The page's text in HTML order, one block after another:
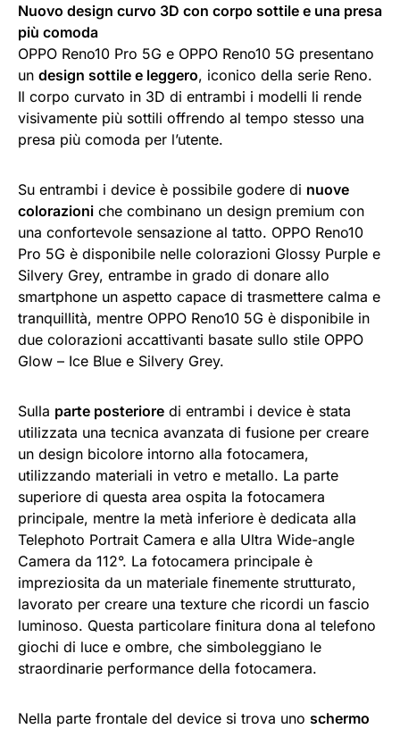
Nuovo design curvo 3D con corpo sottile e una presa
più comoda
OPPO Reno10 Pro 5G e OPPO Reno10 5G presentano
un design sottile e leggero, iconico della serie Reno.
Il corpo curvato in 3D di entrambi i modelli li rende
visivamente più sottili offrendo al tempo stesso una
presa più comoda per l’utente.
Su entrambi i device è possibile godere di nuove
colorazioni che combinano un design premium con
una confortevole sensazione al tatto. OPPO Reno10
Pro 5G è disponibile nelle colorazioni Glossy Purple e
Silvery Grey, entrambe in grado di donare allo
smartphone un aspetto capace di trasmettere calma e
tranquillità, mentre OPPO Reno10 5G è disponibile in
due colorazioni accattivanti basate sullo stile OPPO
Glow – Ice Blue e Silvery Grey.
Sulla parte posteriore di entrambi i device è stata
utilizzata una tecnica avanzata di fusione per creare
un design bicolore intorno alla fotocamera,
utilizzando materiali in vetro e metallo. La parte
superiore di questa area ospita la fotocamera
principale, mentre la metà inferiore è dedicata alla
Telephoto Portrait Camera e alla Ultra Wide-angle
Camera da 112°. La fotocamera principale è
impreziosita da un materiale finemente strutturato,
lavorato per creare una texture che ricordi un fascio
luminoso. Questa particolare finitura dona al telefono
giochi di luce e ombre, che simboleggiano le
straordinarie performance della fotocamera.
Nella parte frontale del device si trova uno schermo